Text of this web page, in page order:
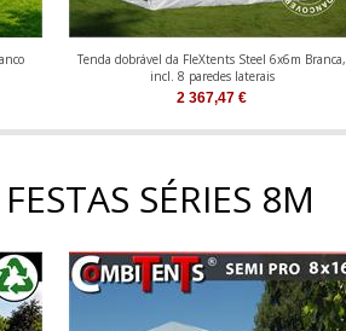
Tenda dobrável da FleXtents Steel 6x6m Branca,
incl. 8 paredes laterais
2 367,47 €
SÉRIES 8M